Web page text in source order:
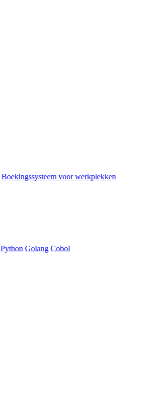
Boekingssysteem voor werkplekken
Python Golang Cobol